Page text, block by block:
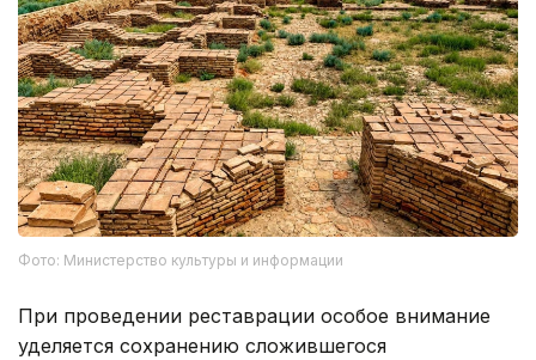
Фото: Министерство культуры и информации
При проведении реставрации особое внимание
уделяется сохранению сложившегося